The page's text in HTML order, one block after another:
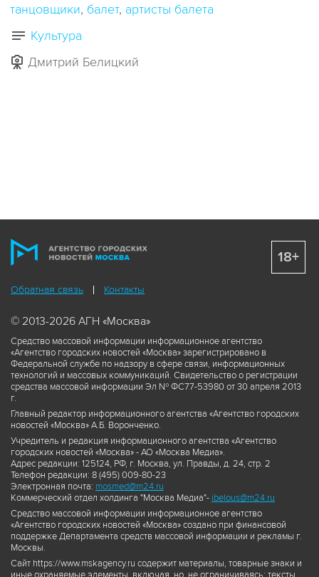
танцовщики балет артисты балета
Культура
Дмитрий Белицкий
Обратная связь Контакты
© 2013-2026 АГН «Москва»
Средство массовой информации информационное агентство
«Агентство городских новостей «Москва» зарегистрировано в
Федеральной службе по надзору в сфере связи, информационных
технологий и массовых коммуникаций. Свидетельство о регистрации
средства массовой информации Эл № ФС77-53980 от 30 апреля 2013
г.
Главный редактор информационного агентства «Агентство городских
новостей «Москва» А.Б. Воронченко.
Учредитель и редакция информационного агентства «Агентство
городских новостей «Москва» - АО «Москва Медиа».
Адрес редакции: 125124, РФ, г. Москва, ул. Правды, д. 24, стр. 2
Телефон редакции: 8 (495) 009-80-23
Электронная почта: mosmed@m24.ru
Коммерческий отдел холдинга "Москва Медиа"- ibelous@m24.ru
Средство массовой информации информационное агентство
«Агентство городских новостей «Москва» создано при финансовой
поддержке Департамента средств массовой информации и рекламы г.
Москвы.
Сайт https://www.mskagency.ru содержит материалы, товарные знаки и
18+